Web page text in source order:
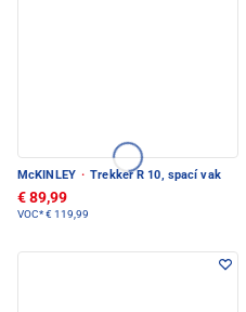
McKINLEY · Trekker R 10, spací vak
€ 89,99
VOC*€ 119,99